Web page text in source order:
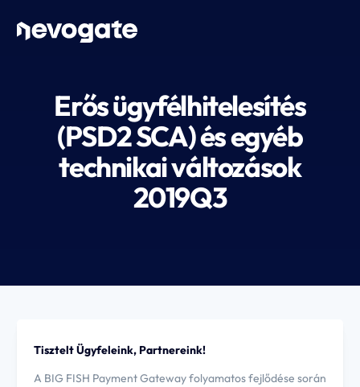
Erős ügyfélhitelesítés
(PSD2 SCA) és egyéb
technikai változások
2019Q3
Tisztelt Ügyfeleink, Partnereink!
A BIG FISH Payment Gateway folyamatos fejlődése során